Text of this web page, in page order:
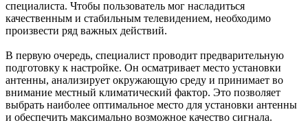
специалиста. Чтобы пользователь мог насладиться
качественным и стабильным телевидением, необходимо
произвести ряд важных действий.
В первую очередь, специалист проводит предварительную
подготовку к настройке. Он осматривает место установки
антенны, анализирует окружающую среду и принимает во
внимание местный климатический фактор. Это позволяет
выбрать наиболее оптимальное место для установки антенны
и обеспечить максимально возможное качество сигнала.